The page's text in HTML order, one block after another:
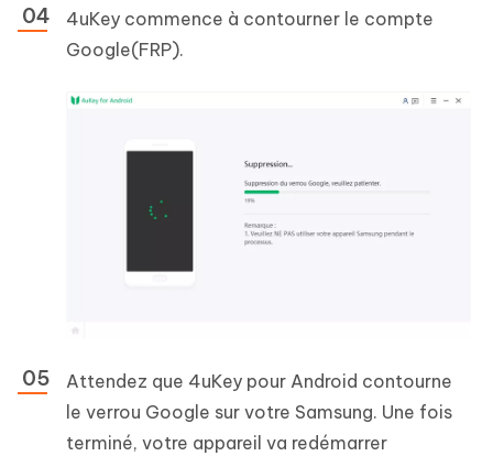
4uKey commence à contourner le compte
Google(FRP).
Attendez que 4uKey pour Android contourne
le verrou Google sur votre Samsung. Une fois
terminé, votre appareil va redémarrer